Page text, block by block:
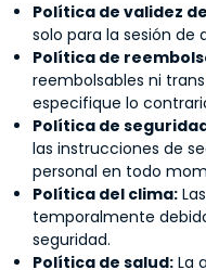
Política de validez
solo para la sesión
Política de
reembolsables ni
especifique lo
Política de
las instrucciones de
personal en todo
Política del clima:
temporalmente
seguridad.
Política de salud: La